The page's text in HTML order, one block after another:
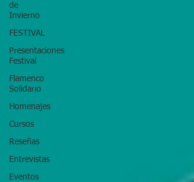
de
Invierno
FESTIVAL
Presentaciones
Festival
Flamenco
Solidario
Homenajes
Cursos
Reseñas
Entrevistas
Eventos